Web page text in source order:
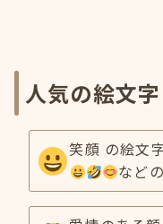
人気の絵文
笑顔 の絵文
など